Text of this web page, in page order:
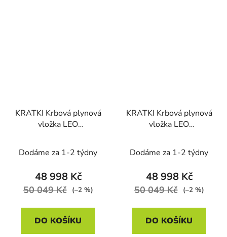
KRATKI Krbová plynová
vložka LEO
propan butan, pravé
prosklení
Dodáme za 1-2 týdny
48 998 Kč
50 049 Kč (–2 %)
DO KOŠÍKU
KRATKI Krbová plynová
vložka LEO
propan, levé prosklení
Dodáme za 1-2 týdny
48 998 Kč
50 049 Kč (–2 %)
DO KOŠÍKU